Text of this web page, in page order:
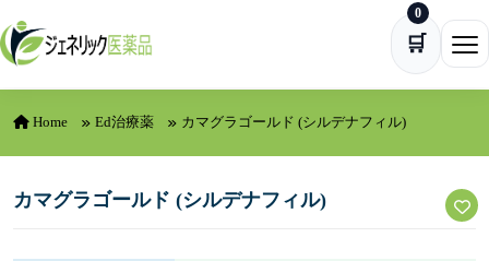
Skip to content
🛒
0
Home Ed治療薬 カマグラゴールド (シルデナフィル)
カマグラゴールド (シルデナフィル)